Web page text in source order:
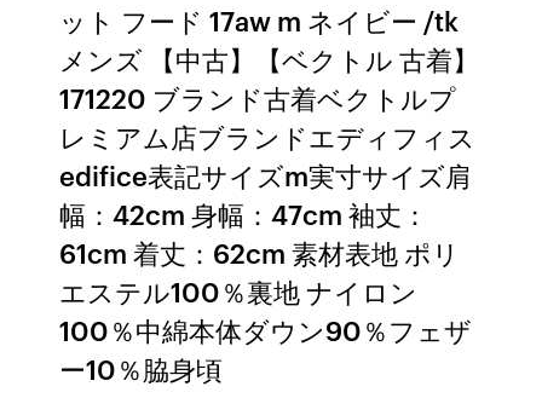
ット フード 17aw m ネイビー /tk
メンズ 【中古】【ベクトル 古着】
171220 ブランド古着ベクトルプ
レミアム店ブランドエディフィス
edifice表記サイズm実寸サイズ肩
幅：42cm 身幅：47cm 袖丈：
61cm 着丈：62cm 素材表地 ポリ
エステル100％裏地 ナイロン
100％中綿本体ダウン90％フェザ
ー10％脇身頃